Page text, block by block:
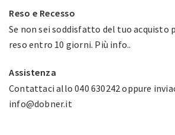
Reso e Recesso
Se non sei soddisfatto del tuo acquisto
reso entro 10 giorni. Più info..
Assistenza
Contattaci allo 040 630242 oppure
info@dobner.it